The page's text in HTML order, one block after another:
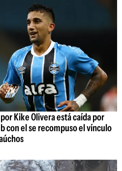
Kike Olivera está caída por
con el se recompuso el vínculo